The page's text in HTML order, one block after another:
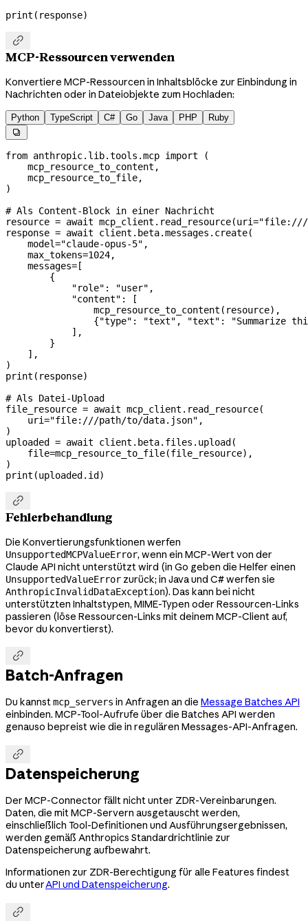
print (response)

MCP-Ressourcen verwenden
Konvertiere MCP-Ressourcen in Inhaltsblöcke zur Einbindung in
Nachrichten oder in Dateiobjekte zum Hochladen:
Python TypeScript C# Go Java PHP Ruby

from anthropic.lib.tools.mcp import (
    mcp_resource_to_content,
    mcp_resource_to_file,
)
# Als Content-Block in einer Nachricht
resource = await mcp_client.read_resource(uri="file:///
response = await client.beta.messages.create(
    model
="claude-opus-5" ,
    max_tokens
=1024,
    messages
= [
        {
            "role"
: "user" ,
            "content"
: [
                mcp_resource_to_content(resource),
                {
"type" : "text" , "text" :
"Summarize
            ],
        }
    ],
)
print (response)
# Als Datei-Upload
file_resource = await mcp_client.read_resource(
    uri
="file:///path/to/data.json" ,
)
uploaded = await client.beta.files.upload(
    file
=mcp_resource_to_file(file_resource),
)
print (uploaded.id)

Fehlerbehandlung
Die Konvertierungsfunktionen werfen
UnsupportedMCPValueError, wenn ein MCP-Wert von der
Claude API nicht unterstützt wird (in Go geben die Helfer einen
UnsupportedValueError zurück; in Java und C# werfen sie
AnthropicInvalidDataException). Das kann bei nicht
unterstützten Inhaltstypen, MIME-Typen oder Ressourcen-Links
passieren (löse Ressourcen-Links mit deinem MCP-Client auf,
bevor du konvertierst).

Batch-Anfragen
Du kannstmcp_servers in Anfragen an die Message Batches API
einbinden. MCP-Tool-Aufrufe über die Batches API werden
genauso bepreist wie die in regulären Messages-API-Anfragen.

Datenspeicherung
Der MCP-Connector fällt nicht unter ZDR-Vereinbarungen.
Daten, die mit MCP-Servern ausgetauscht werden,
einschließlich Tool-Definitionen und Ausführungsergebnissen,
werden gemäß Anthropics Standardrichtlinie zur
Datenspeicherung aufbewahrt.
Informationen zur ZDR-Berechtigung für alle Features findest
du unterAPI und Datenspeicherung.
